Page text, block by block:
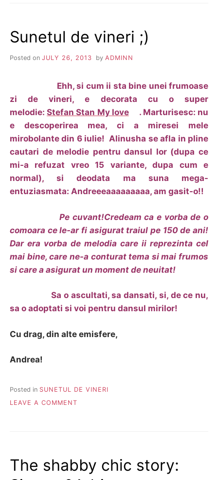
IULIE
Sunetul de vineri ;)
Posted on JULY 26, 2013 by ADMINN
Ehh, si cum ii sta bine unei frumoase
zi de vineri, e decorata cu o super
melodie:Stefan Stan My love. Marturisesc: nu
e descoperirea mea, ci a miresei mele
mirobolante din 6 iulie! Alinusha se afla in pline
cautari de melodie pentru dansul lor (dupa ce
mi-a refuzat vreo 15 variante, dupa cum e
normal), si deodata ma suna mega-
entuziasmata: Andreeeaaaaaaaaa, am gasit-o!!
Pe cuvant!Credeam ca e vorba de o
comoara ce le-ar fi asigurat traiul pe 150 de ani!
Dar era vorba de melodia care ii reprezinta cel
mai bine, care ne-a conturat tema si mai frumos
si care a asigurat un moment de neuitat!
Sa o ascultati, sa dansati, si, de ce nu,
sa o adoptati si voi pentru dansul mirilor!
Cu drag, din alte emisfere,
Andrea!
Posted in SUNETUL DE VINERI
LEAVE A COMMENT
The shabby chic story: